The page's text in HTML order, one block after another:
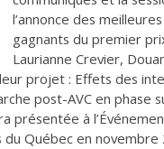
l’annonce des
gagnants du premier
Laurianne Crevier,
projet : Effets des
post-AVC en phase
présentée à
Québec en novembre